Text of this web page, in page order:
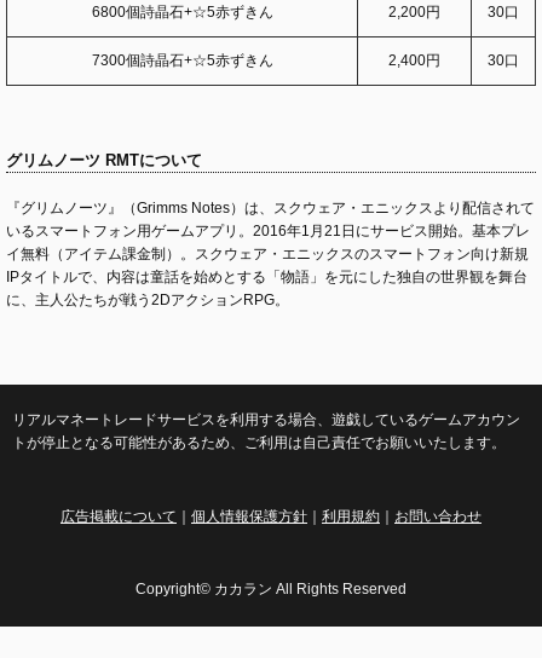
6800個詩晶石+☆5赤ずきん 2,200円 30口
7300個詩晶石+☆5赤ずきん 2,400円 30口
グリムノーツ RMTについて
『グリムノーツ』（Grimms Notes）は、スクウェア・エニックスより配信されて
いるスマートフォン用ゲームアプリ。2016年1月21日にサービス開始。基本プレ
イ無料（アイテム課金制）。スクウェア・エニックスのスマートフォン向け新規
IPタイトルで、内容は童話を始めとする「物語」を元にした独自の世界観を舞台
に、主人公たちが戦う2DアクションRPG。
リアルマネートレードサービスを利用する場合、遊戯しているゲームアカウン
トが停止となる可能性があるため、ご利用は自己責任でお願いいたします。
広告掲載について 個人情報保護方針 利用規約 お問い合わせ
Copyright© カカラン All Rights Reserved